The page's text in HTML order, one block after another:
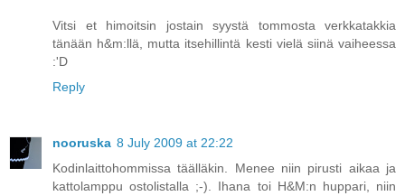
Vitsi et himoitsin jostain syystä tommosta verkkatakkia
tänään h&m:llä, mutta itsehillintä kesti vielä siinä vaiheessa
:'D
Reply
nooruska 8 July 2009 at 22:22
Kodinlaittohommissa täälläkin. Menee niin pirusti aikaa ja
kattolamppu ostolistalla ;-). Ihana toi H&M:n huppari, niin